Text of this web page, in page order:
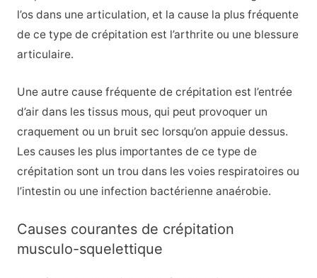
l’os dans une articulation, et la cause la plus fréquente
de ce type de crépitation est l’arthrite ou une blessure
articulaire.
Une autre cause fréquente de crépitation est l’entrée
d’air dans les tissus mous, qui peut provoquer un
craquement ou un bruit sec lorsqu’on appuie dessus.
Les causes les plus importantes de ce type de
crépitation sont un trou dans les voies respiratoires ou
l’intestin ou une infection bactérienne anaérobie.
Causes courantes de crépitation
musculo-squelettique